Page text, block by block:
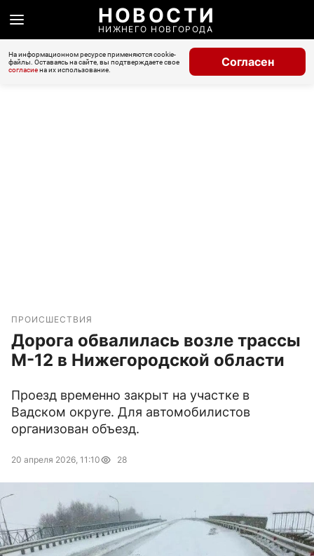
НОВОСТИ
НИЖНЕГО НОВГОРОДА
На информационном ресурсе применяются cookie-
файлы. Оставаясь на сайте, вы подтверждаете свое
согласиена их использование.
Согласен
ПРОИСШЕСТВИЯ
Дорога обвалилась возле трассы
М-12 в Нижегородской области
Проезд временно закрыт на участке в
Вадском округе. Для автомобилистов
организован объезд.
20 апреля 2026, 11:10 28